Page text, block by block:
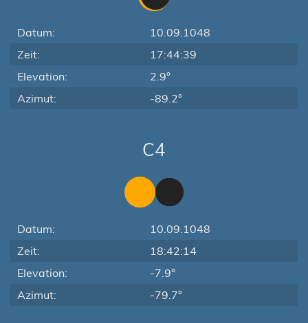
Datum:
10.09.1048
Zeit:
17:44:39
Elevation:
2.9°
Azimut:
-89.2°
C4
Datum:
10.09.1048
Zeit:
18:42:14
Elevation:
-7.9°
Azimut:
-79.7°